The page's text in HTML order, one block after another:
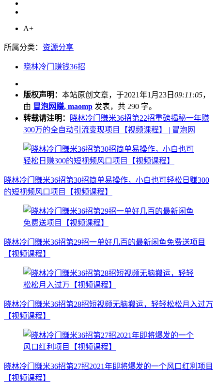
A+
所属分类： 资源分享
晓林冷门赚钱36招
版权声明： 本站原创文章，于2021年1月23日 09:11:05，
由 冒泡网赚, maomp 发表，共 290 字。
转载请注明：
晓林冷门賺米36招第22招重磅揭秘一年赚
300万的全自动引流变现项目【视频课程】 | 冒泡网
晓林冷门賺米36招第30招简单易操作，小白也可轻松日赚300
的短视频风口项目【视频课程】
晓林冷门賺米36招第29招一单好几百的最新闲鱼免费送项目
【视频课程】
晓林冷门賺米36招第28招短视频无脑搬运，轻轻松松月入过万
【视频课程】
晓林冷门賺米36招第27招2021年即将爆发的一个风口红利项目
【视频课程】